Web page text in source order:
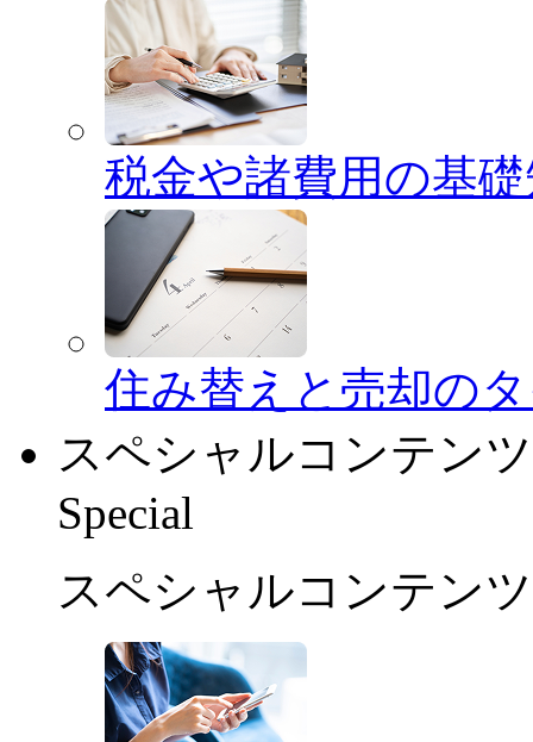
税金や諸費用の基
住み替えと売却の
スペシャルコンテンツ
Special
スペシャルコンテンツ